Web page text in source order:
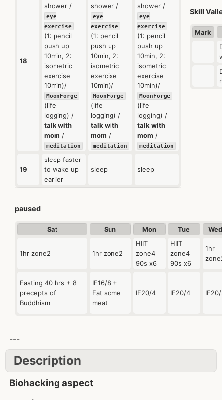
18
shower /
eye
exercise
(1: pencil
push up
10min, 2:
isometric
exercise
10min)/
MoonForge
(life
logging) /
talk with
mom /
meditation
shower /
eye
exercise
(1: pencil
push up
10min, 2:
isometric
exercise
10min)/
MoonForge
(life
logging) /
talk with
mom /
meditation
shower /
eye
exercise
(1: pencil
push up
10min, 2:
isometric
exercise
10min)/
MoonForge
(life
logging) /
talk with
mom /
meditation
19
sleep faster
to wake up
earlier
sleep sleep
Skill
Mark
paused
Sat Sun Mon Tue Wed
1hr zone2 1hr zone2
HIIT
zone4
90s x6
HIIT
zone4
90s x6
1hr
Fasting 40 hrs + 8
precepts of
Buddhism
IF16/8 +
Eat some
meat
IF20/4 IF20/4
---
Description
Biohacking aspect